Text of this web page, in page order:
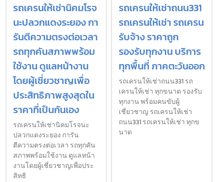
รถเครนให้เช่านิคมโรจ
นะปลวกแดงระยอง กา
รันตีความตรงต่อเวลา
รถทุกคันสภาพพร้อม
ใช้งาน ดูแลหน้างาน
โดยผู้เชี่ยวชาญเพื่อ
ประสิทธิภาพสูงสุดใน
ราคาที่เป็นกันเอง
รถเครนให้เช่านิคมโรจนะ
ปลวกแดงระยอง การัน
ตีความตรงต่อเวลา รถทุกคัน
สภาพพร้อมใช้งาน ดูแลหน้า
งานโดยผู้เชี่ยวชาญเพื่อประ
สิทธิ
รถเครนให้เช่าถนน331
รถเครนให้เช่า รถเครน
รับจ้าง ราคาถูก
รองรับทุกงาน บริการ
ทุกพื้นที่ ภาคตะวันออก
รถเครนให้เช่าถนน331 รถ
เครนให้เช่า ทุกขนาด รองรับ
ทุกงาน พร้อมคนขับผู้
เชี่ยวชาญ รถเครนให้เช่า
ถนน331 รถเครนให้เช่า ทุกข
นาด